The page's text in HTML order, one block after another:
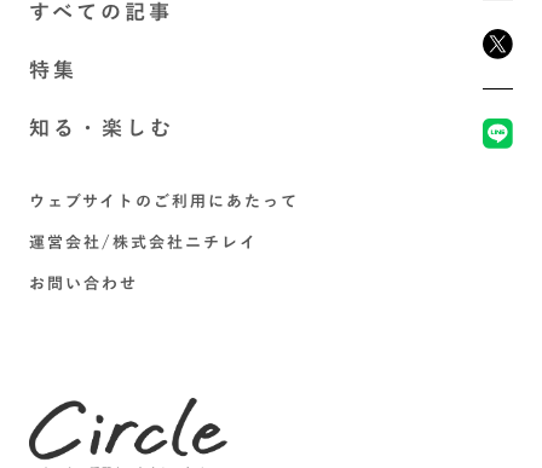
すべての記事
特集
知る・楽しむ
ウェブサイトのご利用にあたって
運営会社/株式会社ニチレイ
お問い合わせ